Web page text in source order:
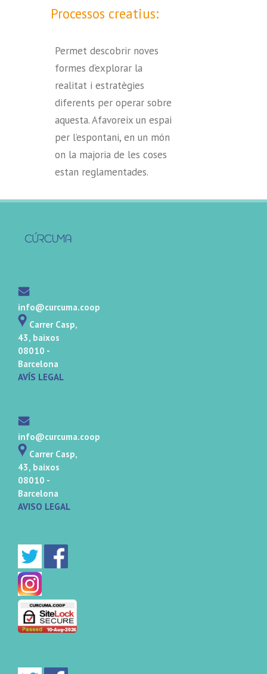
Processos creatius:
Permet descobrir noves
formes d’explorar la
realitat i estratègies
diferents per operar sobre
aquesta. Afavoreix un espai
per l’espontani, en un món
on la majoria de les coses
estan reglamentades.
info@curcuma.coop
Carrer Casp,
43, baixos
08010 -
Barcelona
AVÍS LEGAL
info@curcuma.coop
Carrer Casp,
43, baixos
08010 -
Barcelona
AVISO LEGAL